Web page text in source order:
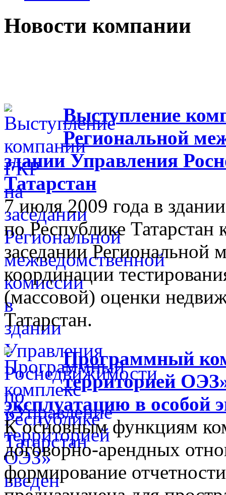
Новости компании
Выступление
Региональной
здании Управления
Татарстан
7 июля 2009 года в
по Республике
заседании Региональной
координации
(массовой) оценки
Татарстан.
Программный
территорией
эксплуатацию в особой
К основным функциям
договорно-арендных
формирование